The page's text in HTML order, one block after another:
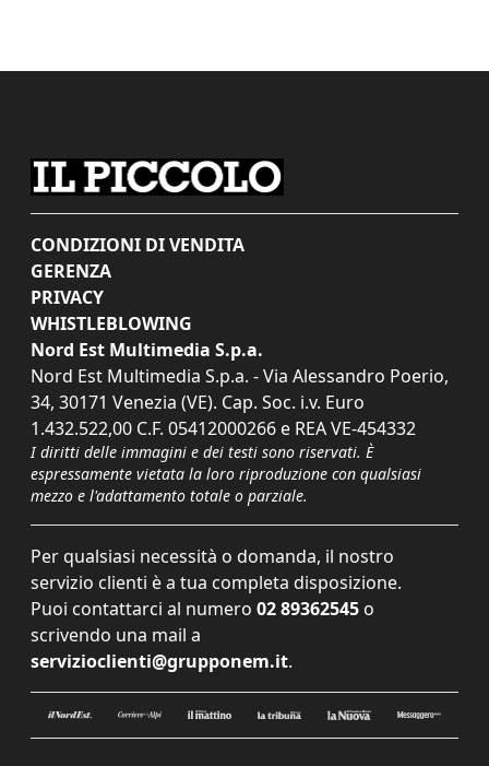
CONDIZIONI DI VENDITA
GERENZA
PRIVACY
WHISTLEBLOWING
Nord Est Multimedia S.p.a.
Nord Est Multimedia S.p.a. - Via Alessandro Poerio,
34, 30171 Venezia (VE). Cap. Soc. i.v. Euro
1.432.522,00 C.F. 05412000266 e REA VE-454332
I diritti delle immagini e dei testi sono riservati. È
espressamente vietata la loro riproduzione con qualsiasi
mezzo e l'adattamento totale o parziale.
Per qualsiasi necessità o domanda, il nostro
servizio clienti è a tua completa disposizione.
Puoi contattarci al numero 02 89362545 o
scrivendo una mail a
servizioclienti@grupponem.it.